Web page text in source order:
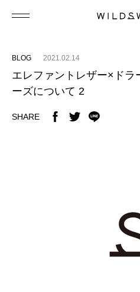
BLOG 2021.02.14
エレファントレザー×ドラ
ーズについて 2
SHARE